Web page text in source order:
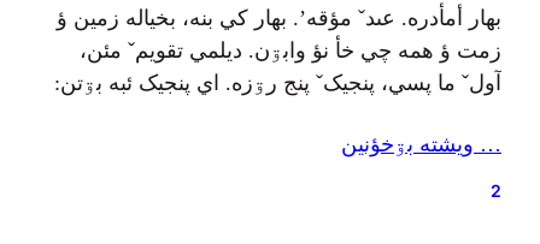
بهار أمأدره. عىدˇ مؤقه’. بهار کي بنه، بخياله زمين ؤ
زمت ؤ همه چي خأ نؤ وابۊن. ديلمي تقويمˇ مئن،
آولˇ ما پسي، پنجيکˇ پنج رۊزه. اي پنجيک ئبه بۊتن:
نميرم پئيزه جمع کۊنم قۊتˇ زۊمۊسسؤن
زۊمۊسسؤن بي محاله مۊ بميرم اي شعرˇ مئن، آدمˇ
… ويشته بۊخؤنين
2